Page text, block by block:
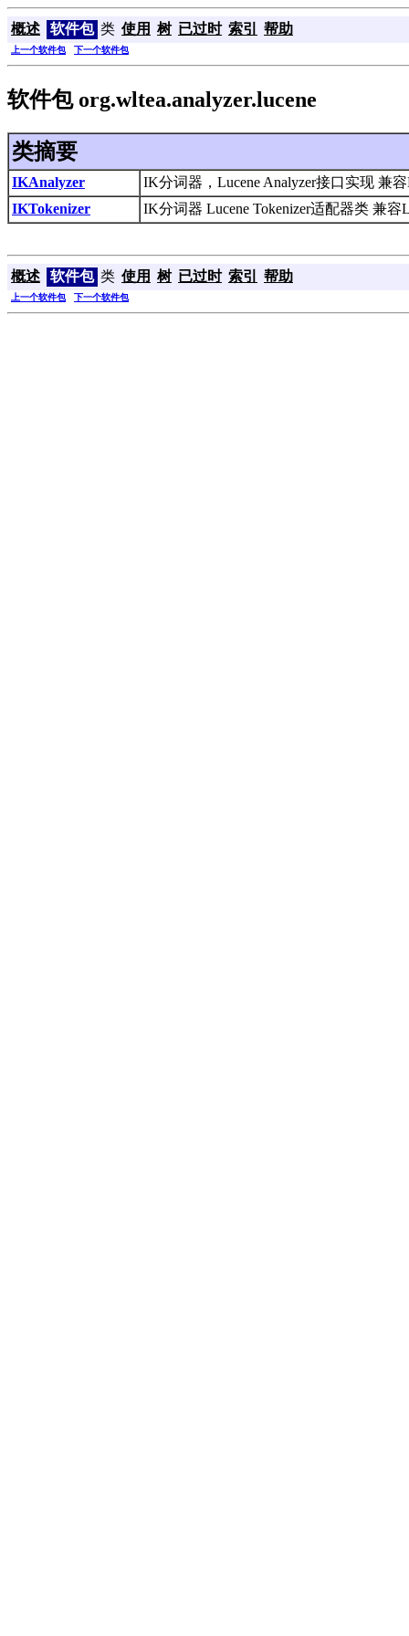
概述 软件包 类 使用 树 已过时 索引 帮助
上一个软件包 下一个软件包
软件包 org.wltea.analyzer.lucene
类摘要
IKAnalyzer
IK分词器，Lucene Analyzer接口实现 兼
IKTokenizer
IK分词器 Lucene Tokenizer适配器类 兼容
概述 软件包 类 使用 树 已过时 索引 帮助
上一个软件包 下一个软件包